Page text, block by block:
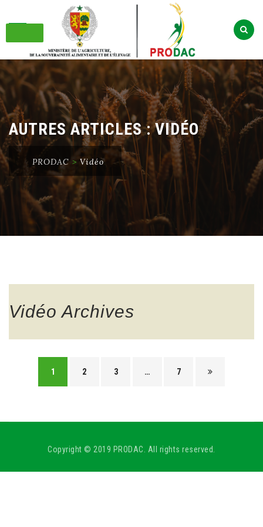
Skip
content
AUTRES ARTICLES :VIDÉO
PRODAC>Vidéo
Vidéo Archives
1 2 3 … 7
Copyright © 2019 PRODAC. All rights reserved.